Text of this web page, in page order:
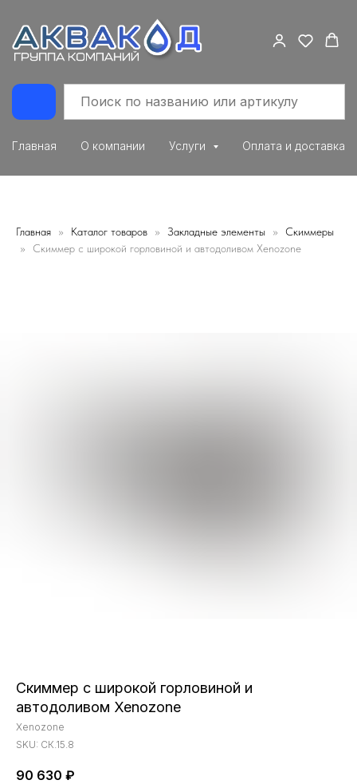
Главная О компании Услуги Оплата и доставка
Главная Каталог товаров Закладные элементы
Скиммеры
Скиммер с широкой горловиной и автодоливом Xenozone
Скиммер с широкой горловиной и
автодоливом Xenozone
Xenozone
SKU: СК.15.8
90 630 ₽